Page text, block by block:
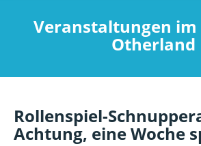
Veranstaltungen im
Otherland
Rollenspiel-
Achtung, eine Woche